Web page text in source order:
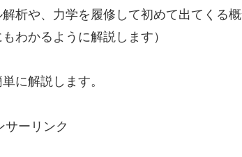
析や、力学を履修して初めて出てくる概
わかるように解説します）
に解説します。
サーリンク